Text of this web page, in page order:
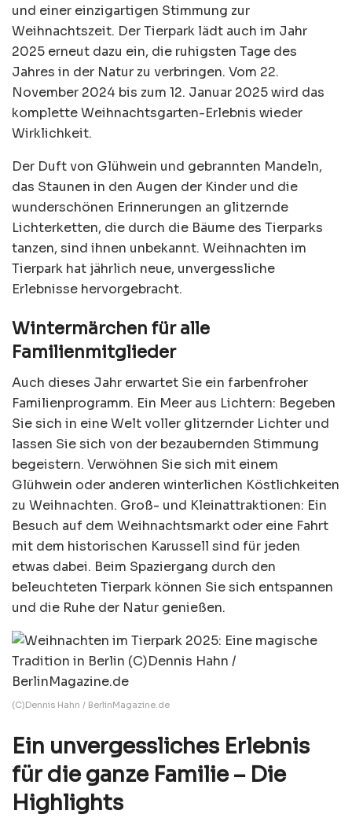
und einer einzigartigen Stimmung zur
Weihnachtszeit. Der Tierpark lädt auch im Jahr
2025 erneut dazu ein, die ruhigsten Tage des
Jahres in der Natur zu verbringen. Vom 22.
November 2024 bis zum 12. Januar 2025 wird das
komplette Weihnachtsgarten-Erlebnis wieder
Wirklichkeit.
Der Duft von Glühwein und gebrannten Mandeln,
das Staunen in den Augen der Kinder und die
wunderschönen Erinnerungen an glitzernde
Lichterketten, die durch die Bäume des Tierparks
tanzen, sind ihnen unbekannt. Weihnachten im
Tierpark hat jährlich neue, unvergessliche
Erlebnisse hervorgebracht.
Wintermärchen für alle
Familienmitglieder
Auch dieses Jahr erwartet Sie ein farbenfroher
Familienprogramm. Ein Meer aus Lichtern: Begeben
Sie sich in eine Welt voller glitzernder Lichter und
lassen Sie sich von der bezaubernden Stimmung
begeistern. Verwöhnen Sie sich mit einem
Glühwein oder anderen winterlichen Köstlichkeiten
zu Weihnachten. Groß- und Kleinattraktionen: Ein
Besuch auf dem Weihnachtsmarkt oder eine Fahrt
mit dem historischen Karussell sind für jeden
etwas dabei. Beim Spaziergang durch den
beleuchteten Tierpark können Sie sich entspannen
und die Ruhe der Natur genießen.
(C)Dennis Hahn / BerlinMagazine.de
Ein unvergessliches Erlebnis
für die ganze Familie – Die
Highlights